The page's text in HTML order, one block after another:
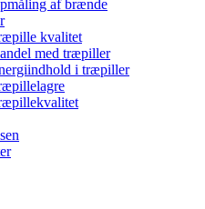
af brænde
kvalitet
med træpiller
i træpiller